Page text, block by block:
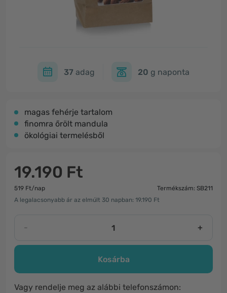
37 adag 20 g naponta
​magas fehérje tartalom
finomra őrölt mandula
ökológiai termelésből
19.190 Ft
519 Ft/nap
Termékszám: SB211
A legalacsonyabb ár az elmúlt 30 napban: 19.190 Ft
- +
Kosárba
Vagy rendelje meg az alábbi telefonszámon: